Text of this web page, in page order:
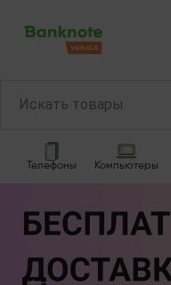
Телефоны Компьютеры